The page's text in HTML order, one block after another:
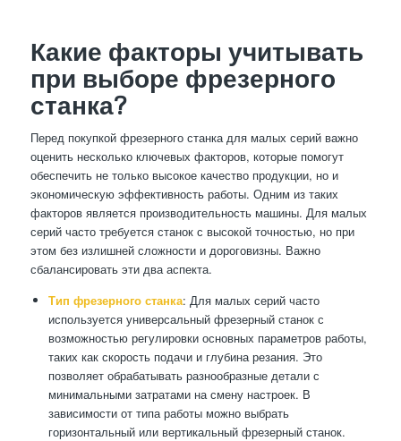
Какие факторы учитывать
при выборе фрезерного
станка?
Перед покупкой фрезерного станка для малых серий важно
оценить несколько ключевых факторов, которые помогут
обеспечить не только высокое качество продукции, но и
экономическую эффективность работы. Одним из таких
факторов является производительность машины. Для малых
серий часто требуется станок с высокой точностью, но при
этом без излишней сложности и дороговизны. Важно
сбалансировать эти два аспекта.
Тип фрезерного станка: Для малых серий часто
используется универсальный фрезерный станок с
возможностью регулировки основных параметров работы,
таких как скорость подачи и глубина резания. Это
позволяет обрабатывать разнообразные детали с
минимальными затратами на смену настроек. В
зависимости от типа работы можно выбрать
горизонтальный или вертикальный фрезерный станок.